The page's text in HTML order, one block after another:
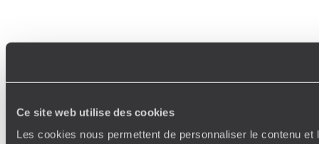
Ce site web utilise des cookies
Les cookies nous permettent de personnaliser le contenu